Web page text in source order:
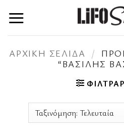
στο
ΑΡΧΙΚΉ ΣΕΛΊΔΑ /
“ΒΑΣΊΛΗΣ